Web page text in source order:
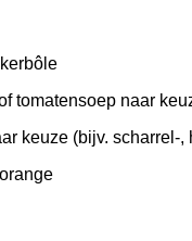
tomatensoep naar
keuze (bijv. scharrel-,